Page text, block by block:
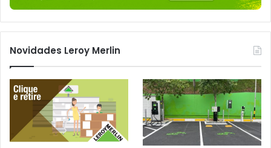
Novidades Leroy Merlin